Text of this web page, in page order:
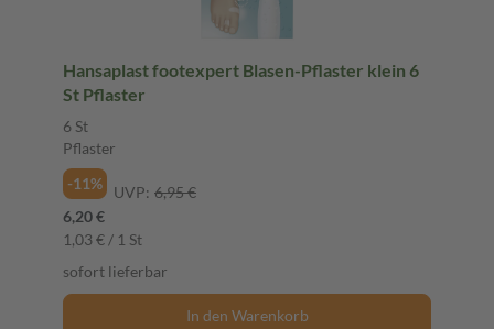
Hansaplast footexpert Blasen-Pflaster klein 6
St Pflaster
6 St
Pflaster
-11%
UVP: 6,95 €
6,20 €
1,03 € / 1 St
sofort lieferbar
In den Warenkorb